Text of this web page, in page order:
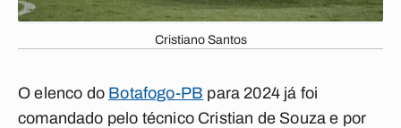
Cristiano Santos
O elenco do Botafogo-PB para 2024 já foi
comandado pelo técnico Cristian de Souza e por